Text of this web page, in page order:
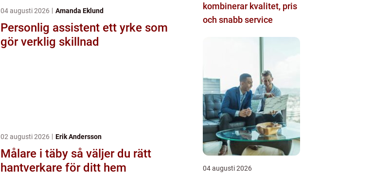
04 augusti 2026 Amanda Eklund
Personlig assistent ett yrke som
gör verklig skillnad
02 augusti 2026 Erik Andersson
Målare i täby så väljer du rätt
hantverkare för ditt hem
kombinerar kvalitet, pris
och snabb service
04 augusti 2026